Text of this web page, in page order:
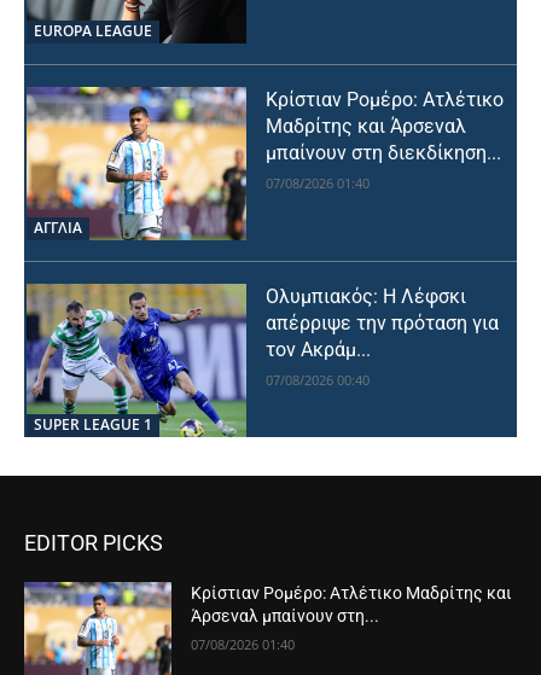
EUROPA LEAGUE
ΑΓΓΛΙΑ
Κρίστιαν Ρομέρο: Ατλέτικο
Μαδρίτης και Άρσεναλ
μπαίνουν στη διεκδίκηση...
07/08/2026 01:40
SUPER LEAGUE 1
Ολυμπιακός: Η Λέφσκι
απέρριψε την πρόταση για
τον Ακράμ...
07/08/2026 00:40
EDITOR PICKS
Κρίστιαν Ρομέρο: Ατλέτικο Μαδρίτης και
Άρσεναλ μπαίνουν στη...
07/08/2026 01:40